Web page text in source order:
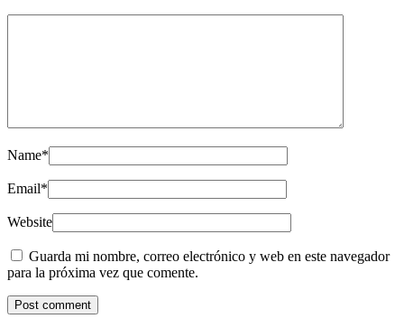
Name*
Email*
Website
Guarda mi nombre, correo electrónico y web en este navegador
para la próxima vez que comente.